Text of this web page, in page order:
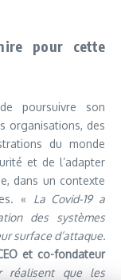
pour cette
poursuivre son
organisations, des
du monde
et de l’adapter
dans un contexte
« La Covid-19 a
des systèmes
surface d’attaque.
et co-fondateur
réalisent que les